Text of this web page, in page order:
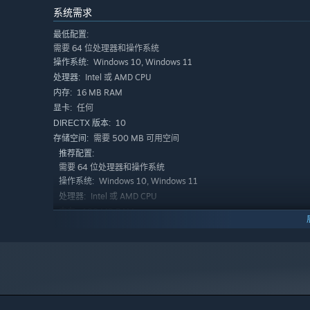
增强原版光标
系统需求
最低配置:
需要 64 位处理器和操作系统
操作系统: Windows 10, Windows 11
处理器: Intel 或 AMD CPU
内存: 16 MB RAM
显卡: 任何
DIRECTX 版本: 10
存储空间: 需要 500 MB 可用空间
推荐配置:
需要 64 位处理器和操作系统
操作系统: Windows 10, Windows 11
处理器: Intel 或 AMD CPU
内存: 100 MB RAM